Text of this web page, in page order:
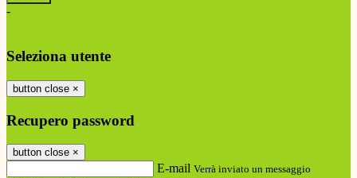
-
Seleziona utente
button close ×
Recupero password
button close ×
E-mail Verrà inviato un messaggio